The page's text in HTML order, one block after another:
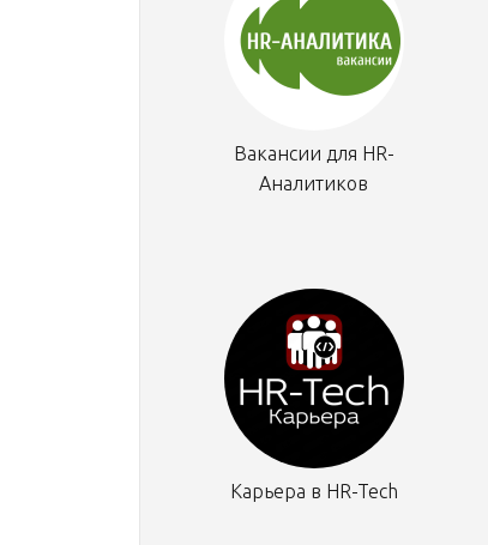
Вакансии для HR-
Аналитиков
Карьера в HR-Tech